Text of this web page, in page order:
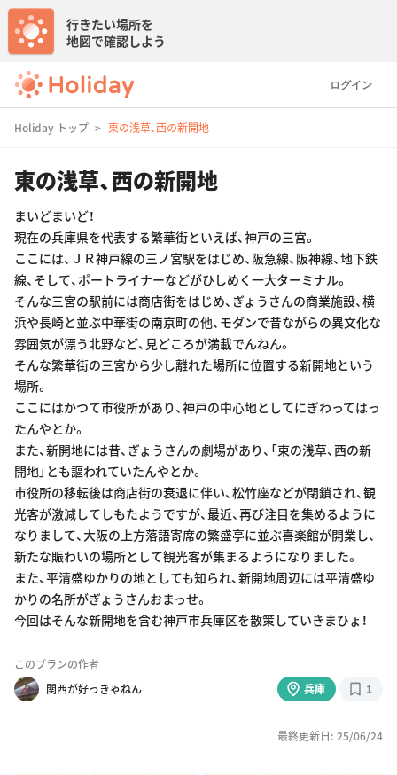
ログイン
行きたい場所を
地図で確認しよう
Holiday トップ 東の浅草、西の新開地
東の浅草、西の新開地
まいどまいど！
現在の兵庫県を代表する繁華街といえば、神戸の三宮。
ここには、ＪＲ神戸線の三ノ宮駅をはじめ、阪急線、阪神線、地下鉄
線、そして、ポートライナーなどがひしめく一大ターミナル。
そんな三宮の駅前には商店街をはじめ、ぎょうさんの商業施設、横
浜や長崎と並ぶ中華街の南京町の他、モダンで昔ながらの異文化な
雰囲気が漂う北野など、見どころが満載でんねん。
そんな繁華街の三宮から少し離れた場所に位置する新開地という
場所。
ここにはかつて市役所があり、神戸の中心地としてにぎわってはっ
たんやとか。
また、新開地には昔、ぎょうさんの劇場があり、「東の浅草、西の新
開地」とも謳われていたんやとか。
市役所の移転後は商店街の衰退に伴い、松竹座などが閉鎖され、観
光客が激減してしもたようですが、最近、再び注目を集めるように
なりまして、大阪の上方落語寄席の繁盛亭に並ぶ喜楽館が開業し、
新たな賑わいの場所として観光客が集まるようになりました。
また、平清盛ゆかりの地としても知られ、新開地周辺には平清盛ゆ
かりの名所がぎょうさんおまっせ。
今回はそんな新開地を含む神戸市兵庫区を散策していきまひょ！
このプランの作者
関西が好っきゃねん
兵庫 1
最終更新日: 25/06/24